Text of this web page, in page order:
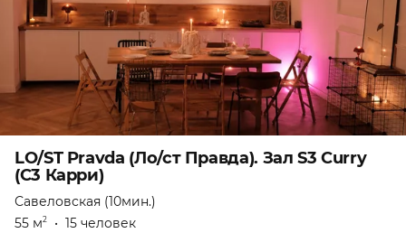
LO/ST Pravda (Ло/ст Правда). Зал S3 Curry
(С3 Карри)
Савеловская (10мин.)
55 м2 • 15 человек